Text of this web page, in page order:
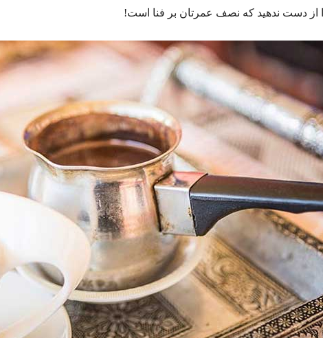
دست ندهید که نصف عمرتان بر فنا است!